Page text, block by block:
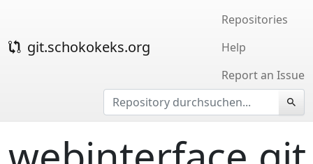
git.schokokeks.org
Repositories
Help
Report an Issue